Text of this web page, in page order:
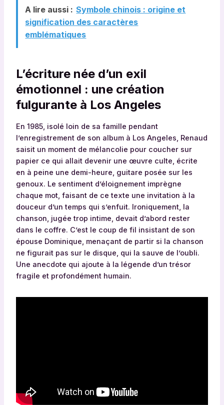
A lire aussi : Symbole chinois : origine et
signification des caractères
emblématiques
L’écriture née d’un exil
émotionnel : une création
fulgurante à Los Angeles
En 1985, isolé loin de sa famille pendant
l’enregistrement de son album à Los Angeles, Renaud
saisit un moment de mélancolie pour coucher sur
papier ce qui allait devenir une œuvre culte, écrite
en à peine une demi-heure, guitare posée sur les
genoux. Le sentiment d’éloignement imprègne
chaque mot, faisant de ce texte une invitation à la
douceur d’un temps qui s’enfuit. Ironiquement, la
chanson, jugée trop intime, devait d’abord rester
dans le coffre. C’est le coup de fil insistant de son
épouse Dominique, menaçant de partir si la chanson
ne figurait pas sur le disque, qui la sauve de l’oubli.
Une anecdote qui ajoute à la légende d’un trésor
fragile et profondément humain.